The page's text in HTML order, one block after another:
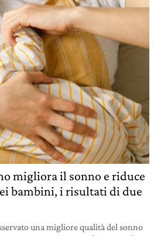
migliora il sonno e riduce
bambini, i risultati di due
una migliore qualità del sonno